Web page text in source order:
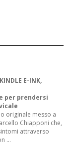
E-INK,
per prendersi
originale messo a
Chiapponi che,
attraverso
...